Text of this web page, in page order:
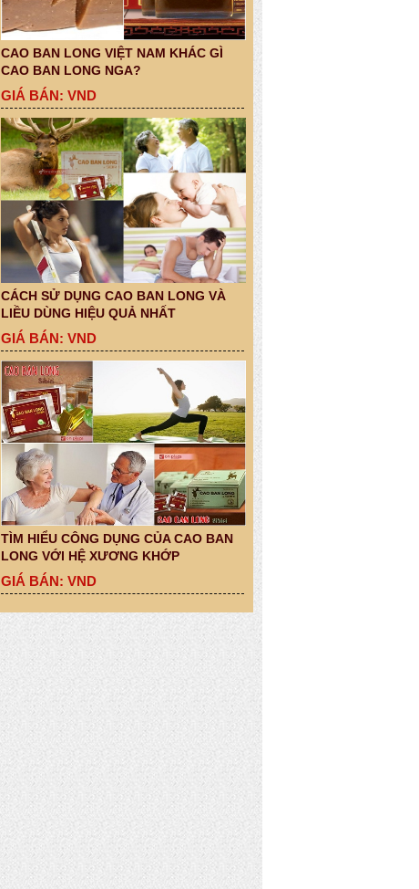
CAO BAN LONG VIỆT NAM KHÁC GÌ
CAO BAN LONG NGA?
GIÁ BÁN: VND
CÁCH SỬ DỤNG CAO BAN LONG VÀ
LIỀU DÙNG HIỆU QUẢ NHẤT
GIÁ BÁN: VND
TÌM HIỂU CÔNG DỤNG CỦA CAO BAN
LONG VỚI HỆ XƯƠNG KHỚP
GIÁ BÁN: VND